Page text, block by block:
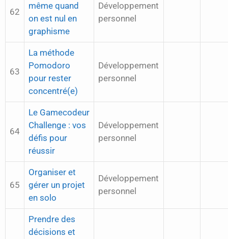
62
même quand
on est nul en
graphisme
Développement
personnel
63
La méthode
Pomodoro
pour rester
concentré(e)
Développement
personnel
64
Le Gamecodeur
Challenge : vos
défis pour
réussir
Développement
personnel
65
Organiser et
gérer un projet
en solo
Développement
personnel
Prendre des
décisions et